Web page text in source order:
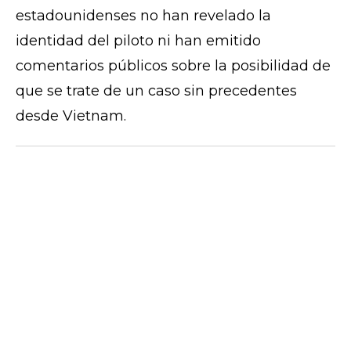
estadounidenses no han revelado la
identidad del piloto ni han emitido
comentarios públicos sobre la posibilidad de
que se trate de un caso sin precedentes
desde Vietnam.